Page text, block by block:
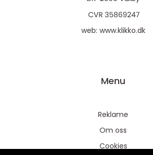
web: www.klikko.dk
Menu
Reklame
Om oss
Cookies